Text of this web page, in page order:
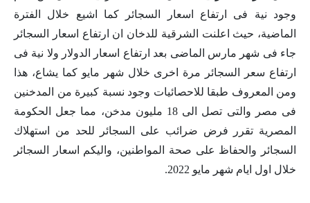
وجود نية فى ارتفاع اسعار السجائر كما اشيع خلال الفترة
الماضية، حيث اعلنت الشرقية للدخان ان ارتفاع اسعار السجائر
جاء فى شهر مارس الماضى بعد ارتفاع اسعار الدولار ولا نية فى
ارتفاع سعر السجائر مرة اخرى خلال شهر مايو كما يشاع، هذا
ومن المعروف طبقا للاحصائيات وجود نسبة كبيرة من المدخنين
فى مصر والتى تصل الى 18 مليون مدخن، مما جعل الحكومة
المصرية تقرر فرض ضرائب على السجائر للحد من استهلاك
السجائر والحفاظ على صحة المواطنين، واليكم اسعار السجائر
خلال اول ايام شهر مايو 2022.